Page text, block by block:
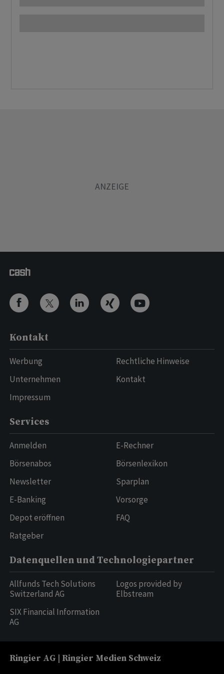
Kontakt
Werbung
Unternehmen
Impressum
Rechtliche Hinweise
Kontakt
Services
Anmelden
Börsenabos
Newsletter
E-Banking
Depot eröffnen
Ratgeber
E-Rechner
Börsenlexikon
Sparplan
Vorsorge
FAQ
Datenquellen und Technologiepartner
Allfunds Tech Solutions
Switzerland AG
SIX Financial Information
AG
Logos provided by
Elbstream
Ringier AG | Ringier Medien Schweiz